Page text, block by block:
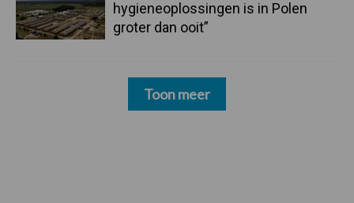
hygieneoplossingen is in Polen
groter dan ooit”
Toon meer